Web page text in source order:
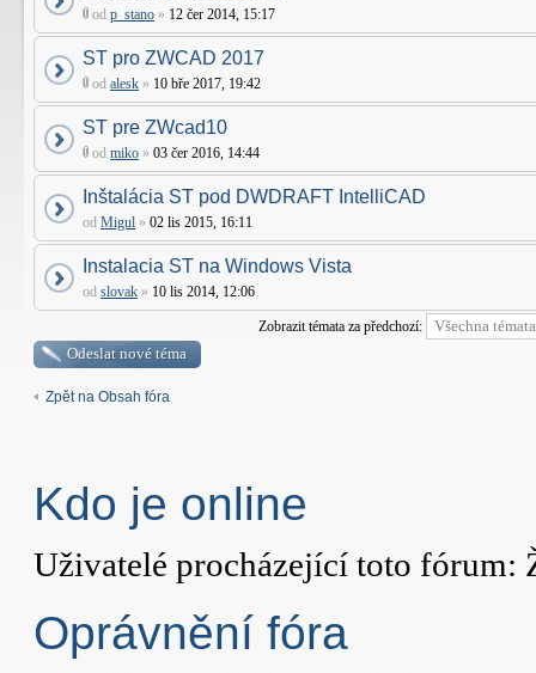
od p_stano » 12 čer 2014, 15:17
ST pro ZWCAD 2017
od alesk » 10 bře 2017, 19:42
ST pre ZWcad10
od miko » 03 čer 2016, 14:44
Inštalácia ST pod DWDRAFT IntelliCAD
od Migul » 02 lis 2015, 16:11
Instalacia ST na Windows Vista
od slovak » 10 lis 2014, 12:06
Zobrazit témata za předchozí:
Odeslat nové téma
Zpět na Obsah fóra
Kdo je online
Uživatelé procházející toto fórum:
Oprávnění fóra